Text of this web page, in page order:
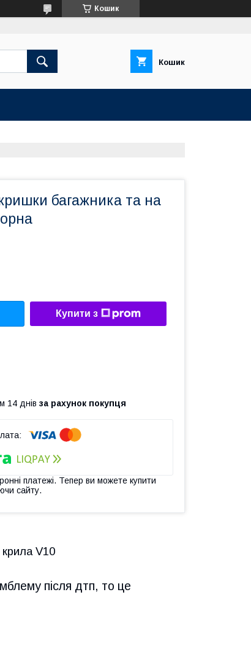
Кошик
Кошик
багажника та на
Купити з
14 днів за рахунок покупця
платежі. Тепер ви можете купити
сайту.
V10
після дтп, то це